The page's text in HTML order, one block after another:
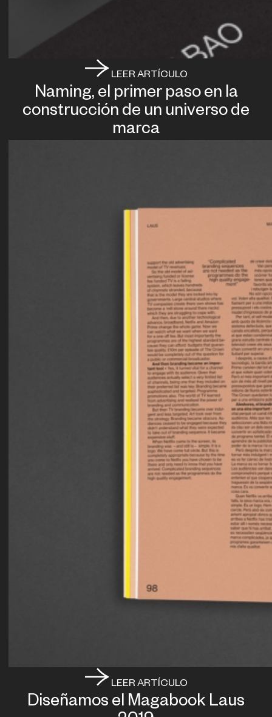
LEER ARTÍCULO
Naming, el primer paso en la
construcción de un universo de
marca
LEER ARTÍCULO
Diseñamos el Magabook Laus